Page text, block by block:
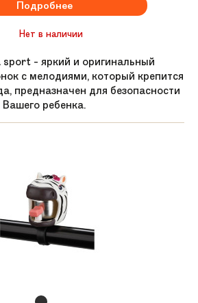
Подробнее
Нет в наличии
sport - яркий и оригинальный
с мелодиями, который крепится
предназначен для безопасности
Вашего ребенка.